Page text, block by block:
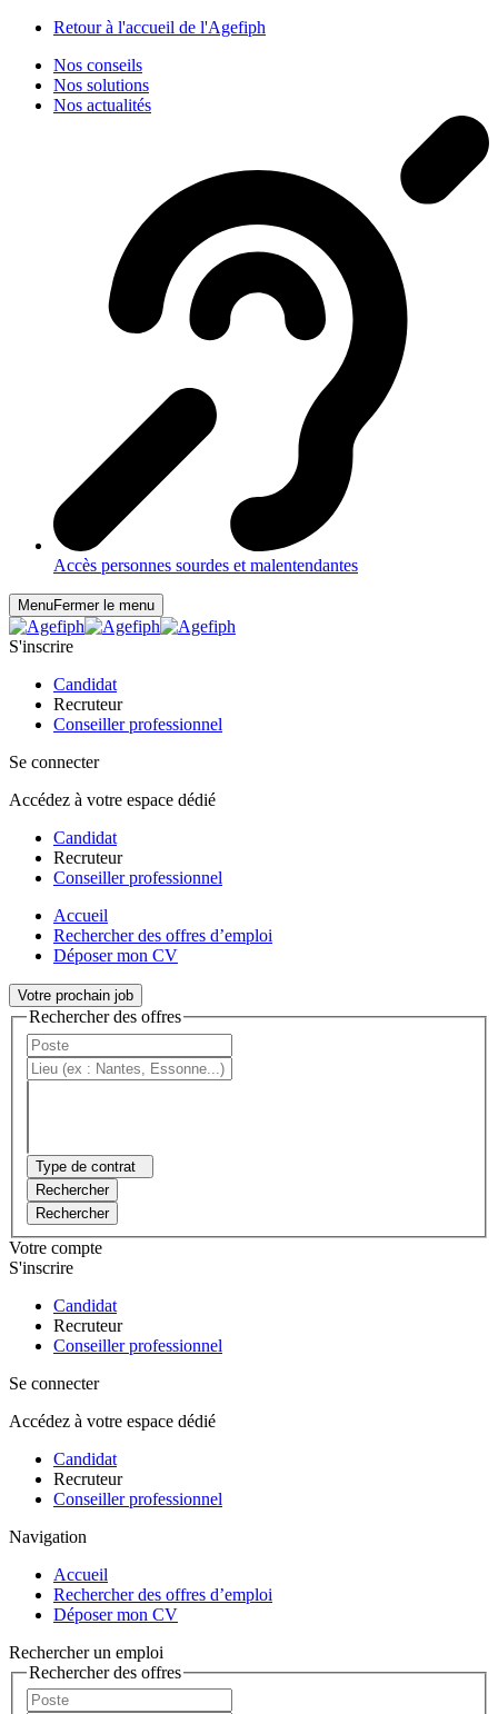
Retour à l'accueil de l'Agefiph
Nos conseils
Nos solutions
Nos actualités
Accès personnes sourdes et malentendantes
MenuFermer le menu
S'inscrire
Candidat
Recruteur
Conseiller professionnel
Se connecter
Accédez à votre espace dédié
Candidat
Recruteur
Conseiller professionnel
Accueil
Rechercher des offres d’emploi
Déposer mon CV
Votre prochain job
Rechercher des offres
Type de contrat
Rechercher
Rechercher
Votre compte
S'inscrire
Candidat
Recruteur
Conseiller professionnel
Se connecter
Accédez à votre espace dédié
Candidat
Recruteur
Conseiller professionnel
Navigation
Accueil
Rechercher des offres d’emploi
Déposer mon CV
Rechercher un emploi
Rechercher des offres